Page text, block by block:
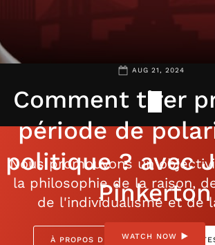
AUG 21, 2024
Comment tirer
période de
politique ? avec
Pinkerton
WATCH NOW
Nous promouvons un
la philosophie de la raison,
de l'individualisme et de
À PROPOS DE NOUS